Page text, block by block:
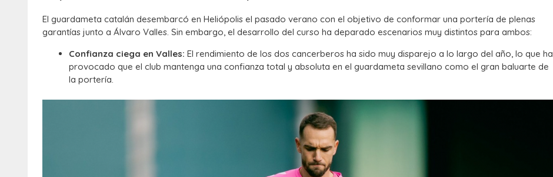
El guardameta catalán desembarcó en Heliópolis el pasado verano con el objetivo de conformar una portería de plenas
garantías junto a Álvaro Valles. Sin embargo, el desarrollo del curso ha deparado escenarios muy distintos para ambos:
Confianza ciega en Valles: El rendimiento de los dos cancerberos ha sido muy disparejo a lo largo del año, lo que ha
provocado que el club mantenga una confianza total y absoluta en el guardameta sevillano como el gran baluarte de
la portería.